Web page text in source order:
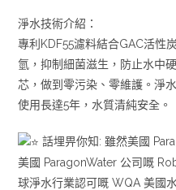
淨水技術介紹：
專利KDF55濾料結合GAC活性
氫，抑制細菌滋生，防止水中
芯，做到零污染、零維護。淨
使用長達5年，水質清純安全。
話埋畀你知: 雖然美國
美國 ParagonWater 公司嘅
球淨水行業認可嘅 WQA 美國